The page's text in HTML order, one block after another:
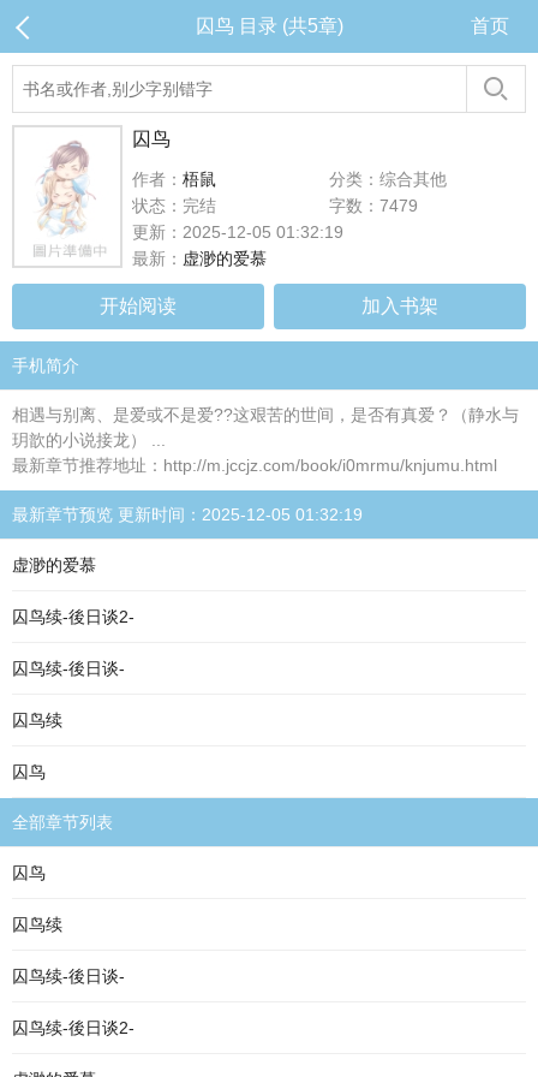
囚鸟 目录 (共5章) 首页
囚鸟
作者： 梧鼠
分类：综合其他
状态：完结
字数：7479
更新：2025-12-05 01:32:19
最新： 虚渺的爱慕
开始阅读 加入书架
手机简介
相遇与别离、是爱或不是爱??这艰苦的世间，是否有真爱？（静水与
玥歆的小说接龙） ...
最新章节推荐地址：http://m.jccjz.com/book/i0mrmu/knjumu.html
最新章节预览 更新时间：2025-12-05 01:32:19
虚渺的爱慕
囚鸟续-後日谈2-
囚鸟续-後日谈-
囚鸟续
囚鸟
全部章节列表
囚鸟
囚鸟续
囚鸟续-後日谈-
囚鸟续-後日谈2-